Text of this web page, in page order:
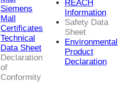
Siemens
Mall
Certificates
Technical
Data Sheet
Declaration
of
Conformity
REACH
Information
Safety Data
Sheet
Environmental
Product
Declaration